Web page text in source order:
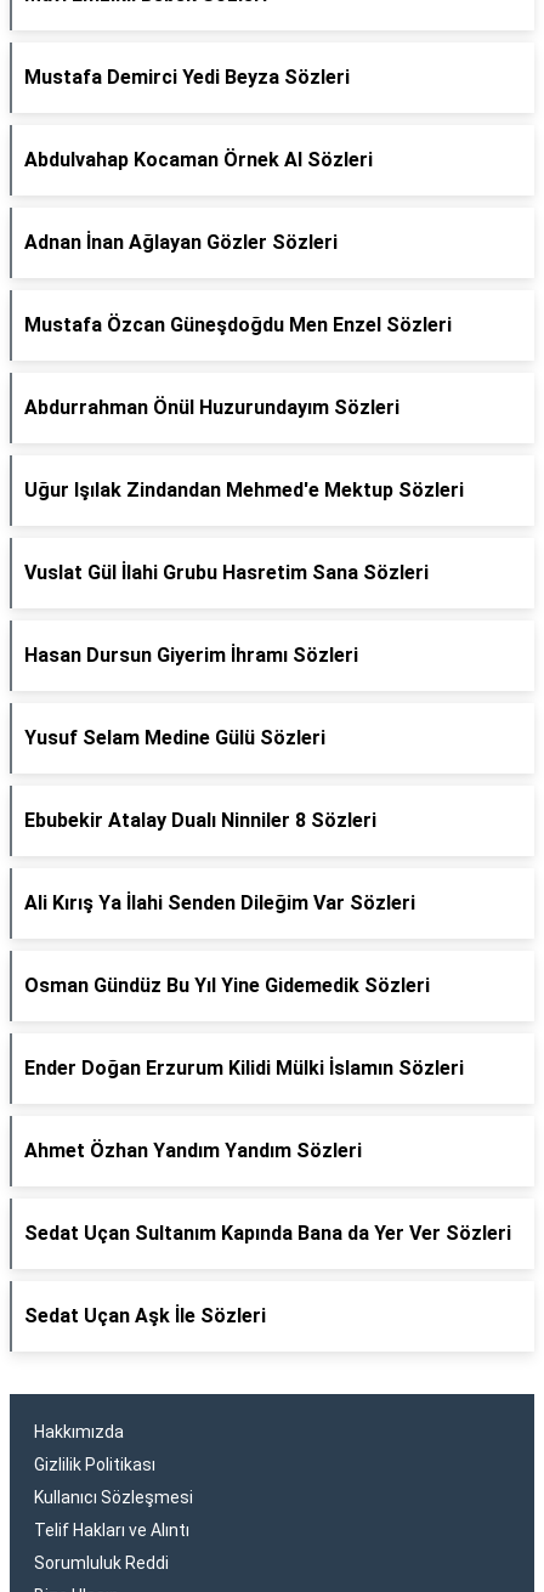
Mustafa Demirci Yedi Beyza Sözleri
Abdulvahap Kocaman Örnek Al Sözleri
Adnan İnan Ağlayan Gözler Sözleri
Mustafa Özcan Güneşdoğdu Men Enzel Sözleri
Abdurrahman Önül Huzurundayım Sözleri
Uğur Işılak Zindandan Mehmed'e Mektup Sözleri
Vuslat Gül İlahi Grubu Hasretim Sana Sözleri
Hasan Dursun Giyerim İhramı Sözleri
Yusuf Selam Medine Gülü Sözleri
Ebubekir Atalay Dualı Ninniler 8 Sözleri
Ali Kırış Ya İlahi Senden Dileğim Var Sözleri
Osman Gündüz Bu Yıl Yine Gidemedik Sözleri
Ender Doğan Erzurum Kilidi Mülki İslamın Sözleri
Ahmet Özhan Yandım Yandım Sözleri
Sedat Uçan Sultanım Kapında Bana da Yer Ver Sözleri
Sedat Uçan Aşk İle Sözleri
Hakkımızda
Gizlilik Politikası
Kullanıcı Sözleşmesi
Telif Hakları ve Alıntı
Sorumluluk Reddi